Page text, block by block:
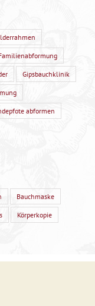
Gipsbauchklinik
abformen
Bauchmaske
Körperkopie